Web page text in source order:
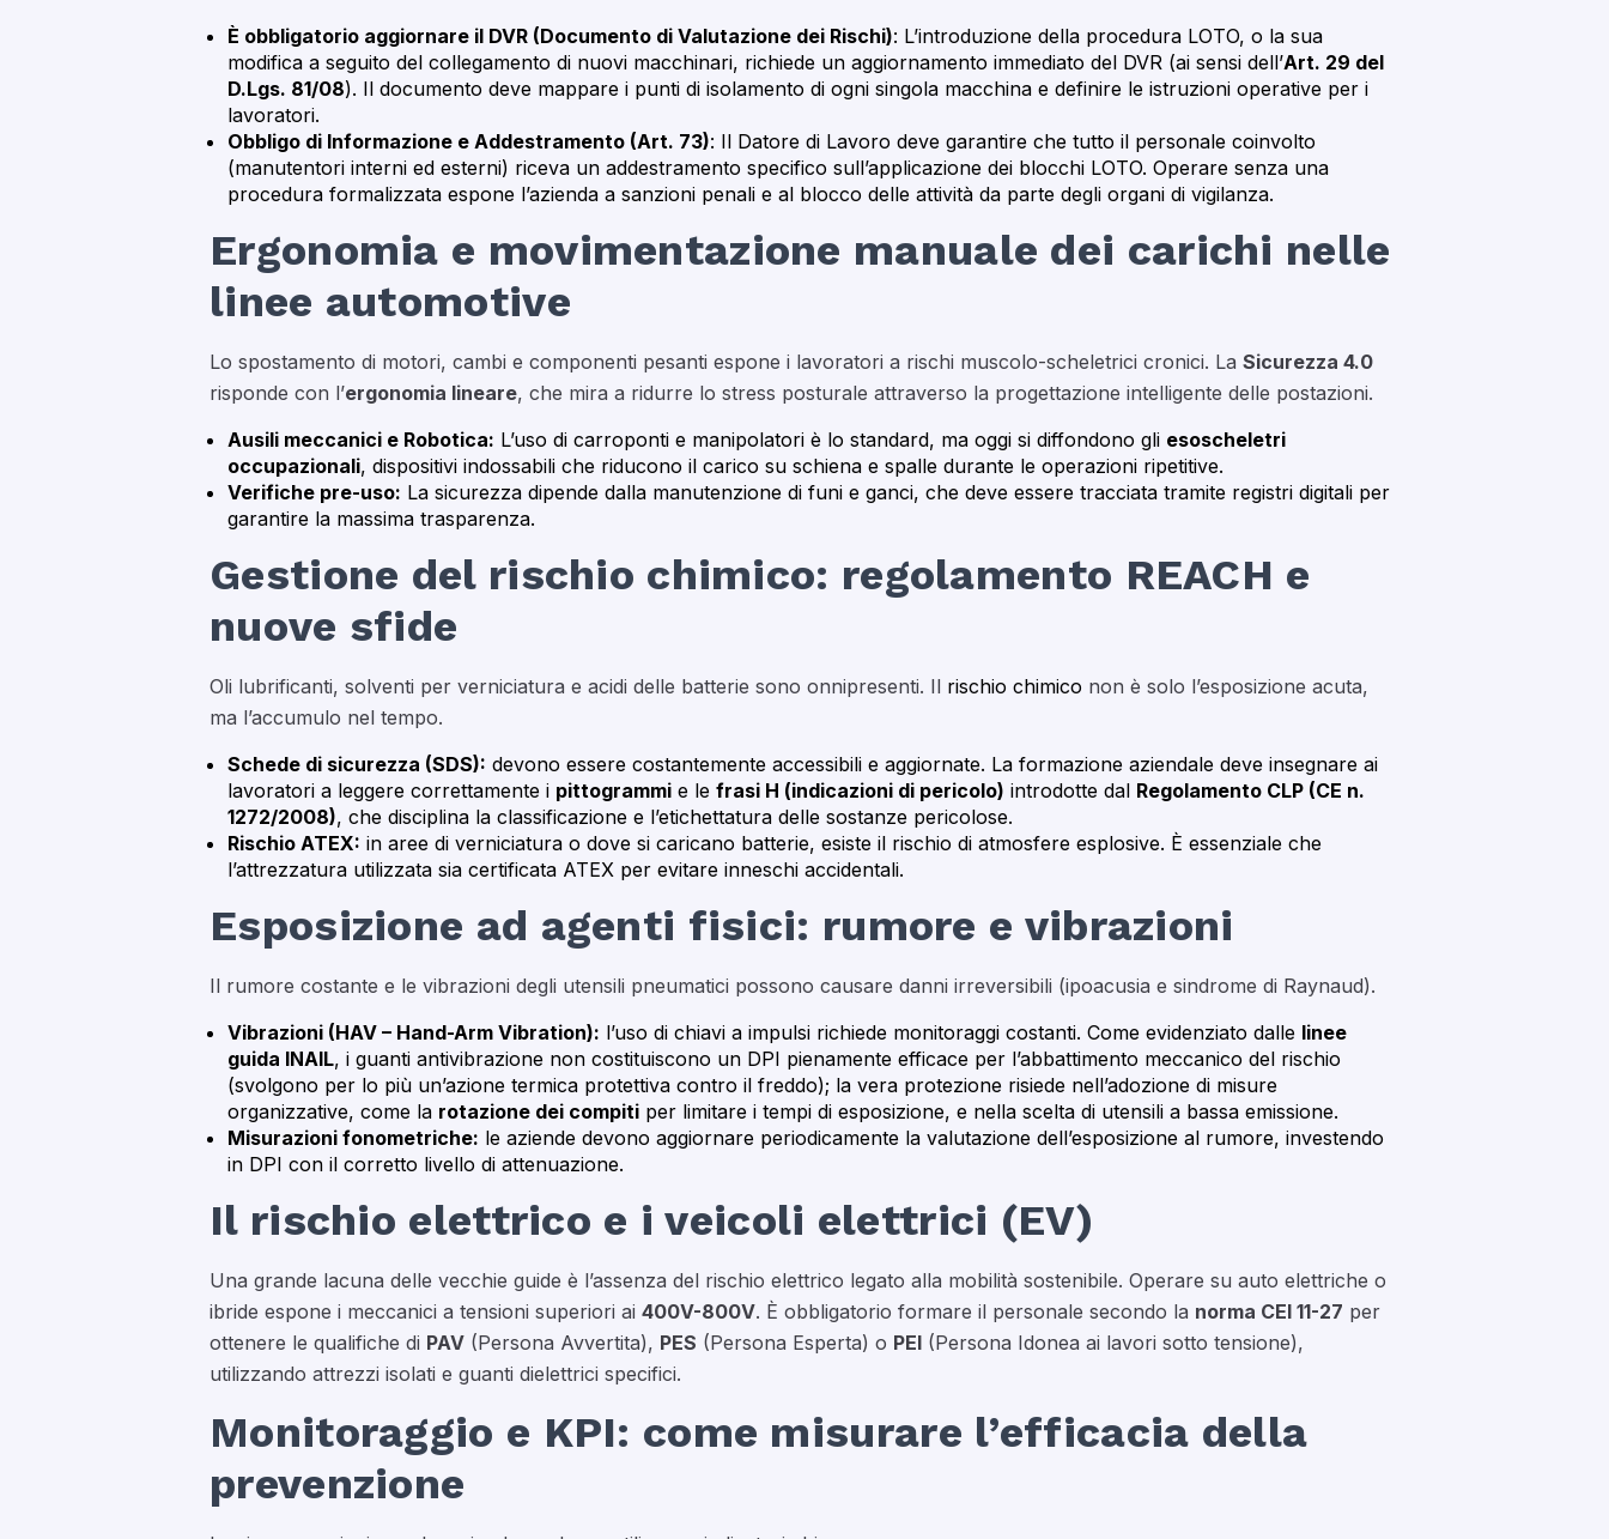
È obbligatorio aggiornare il DVR (Documento di Valutazione dei Rischi): L’introduzione della procedura LOTO, o la sua
modifica a seguito del collegamento di nuovi macchinari, richiede un aggiornamento immediato del DVR (ai sensi dell’Art. 29 del
D.Lgs. 81/08). Il documento deve mappare i punti di isolamento di ogni singola macchina e definire le istruzioni operative per i
lavoratori.
Obbligo di Informazione e Addestramento (Art. 73): Il Datore di Lavoro deve garantire che tutto il personale coinvolto
(manutentori interni ed esterni) riceva un addestramento specifico sull’applicazione dei blocchi LOTO. Operare senza una
procedura formalizzata espone l’azienda a sanzioni penali e al blocco delle attività da parte degli organi di vigilanza.
Ergonomia e movimentazione manuale dei carichi nelle
linee automotive
Lo spostamento di motori, cambi e componenti pesanti espone i lavoratori a rischi muscolo-scheletrici cronici. La Sicurezza 4.0
risponde con l’ergonomia lineare, che mira a ridurre lo stress posturale attraverso la progettazione intelligente delle postazioni.
Ausili meccanici e Robotica: L’uso di carroponti e manipolatori è lo standard, ma oggi si diffondono gli esoscheletri
occupazionali, dispositivi indossabili che riducono il carico su schiena e spalle durante le operazioni ripetitive.
Verifiche pre-uso: La sicurezza dipende dalla manutenzione di funi e ganci, che deve essere tracciata tramite registri digitali per
garantire la massima trasparenza.
Gestione del rischio chimico: regolamento REACH e
nuove sfide
Oli lubrificanti, solventi per verniciatura e acidi delle batterie sono onnipresenti. Il rischio chimico non è solo l’esposizione acuta,
ma l’accumulo nel tempo.
Schede di sicurezza (SDS): devono essere costantemente accessibili e aggiornate. La formazione aziendale deve insegnare ai
lavoratori a leggere correttamente i pittogrammi e le frasi H (indicazioni di pericolo) introdotte dal Regolamento CLP (CE n.
1272/2008), che disciplina la classificazione e l’etichettatura delle sostanze pericolose.
Rischio ATEX: in aree di verniciatura o dove si caricano batterie, esiste il rischio di atmosfere esplosive. È essenziale che
l’attrezzatura utilizzata sia certificata ATEX per evitare inneschi accidentali.
Esposizione ad agenti fisici: rumore e vibrazioni
Il rumore costante e le vibrazioni degli utensili pneumatici possono causare danni irreversibili (ipoacusia e sindrome di Raynaud).
Vibrazioni (HAV – Hand-Arm Vibration): l’uso di chiavi a impulsi richiede monitoraggi costanti. Come evidenziato dalle linee
guida INAIL, i guanti antivibrazione non costituiscono un DPI pienamente efficace per l’abbattimento meccanico del rischio
(svolgono per lo più un’azione termica protettiva contro il freddo); la vera protezione risiede nell’adozione di misure
organizzative, come la rotazione dei compiti per limitare i tempi di esposizione, e nella scelta di utensili a bassa emissione.
Misurazioni fonometriche: le aziende devono aggiornare periodicamente la valutazione dell’esposizione al rumore, investendo
in DPI con il corretto livello di attenuazione.
Il rischio elettrico e i veicoli elettrici (EV)
Una grande lacuna delle vecchie guide è l’assenza del rischio elettrico legato alla mobilità sostenibile. Operare su auto elettriche o
ibride espone i meccanici a tensioni superiori ai 400V-800V. È obbligatorio formare il personale secondo la norma CEI 11-27 per
ottenere le qualifiche di PAV (Persona Avvertita), PES (Persona Esperta) o PEI (Persona Idonea ai lavori sotto tensione),
utilizzando attrezzi isolati e guanti dielettrici specifici.
Monitoraggio e KPI: come misurare l’efficacia della
prevenzione